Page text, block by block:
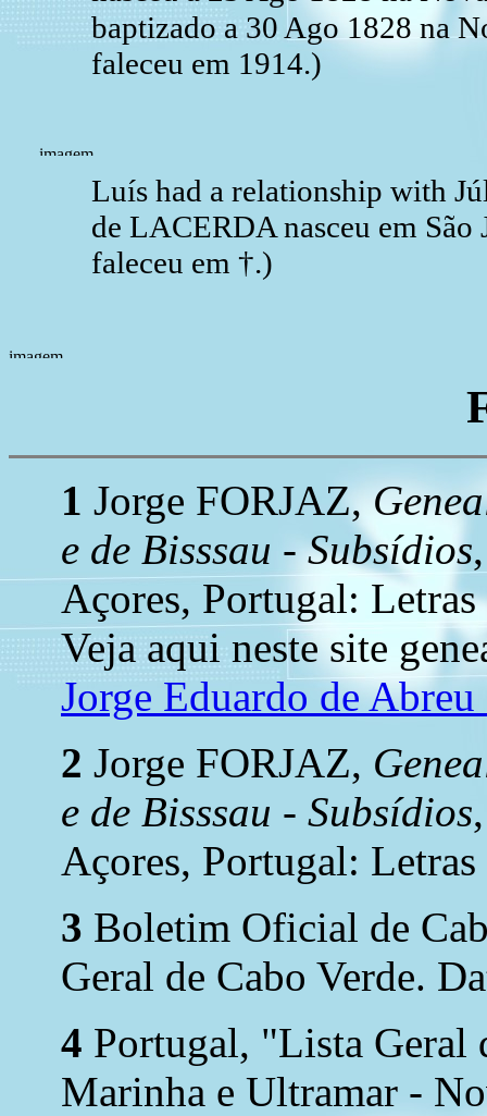
baptizado a 30 Ago 1828 na
faleceu em 1914.)
Luís had a relationship with
de LACERDA nasceu em São
faleceu em †.)
1 Jorge FORJAZ,
e de Bisssau - Subsídios
Açores, Portugal:
Veja aqui neste site
Jorge Eduardo de
2 Jorge FORJAZ,
e de Bisssau - Subsídios
Açores, Portugal:
3 Boletim Oficial de
Geral de Cabo Verde.
4 Portugal, "Lista Geral
Marinha e Ultramar -